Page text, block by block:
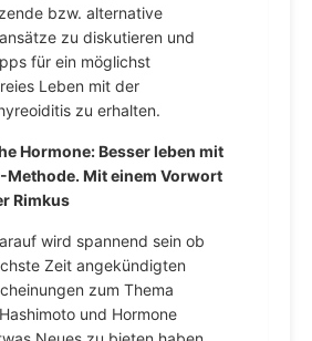
bzw. alternative
zu diskutieren und
für ein möglichst
Leben mit der
zu erhalten.
Hormone: Besser leben mit
Methode. Mit einem Vorwort
Rimkus
wird spannend sein ob
Zeit angekündigten
zum Thema
und Hormone